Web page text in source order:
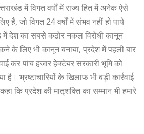
में विगत वर्षों में राज्य हित में अनेक ऐसे
हैं, जो विगत 24 वर्षों में संभव नहीं हो पाये
देश का सबसे कठोर नकल विरोधी कानून
के लिए भी कानून बनाया, प्रदेश में पहली बार
कर पांच हजार हेक्टेयर सरकारी भूमि को
भ्रष्टाचारियों के खिलाफ भी बड़ी कार्रवाई
कि प्रदेश की मातृशक्ति का सम्मान भी हमारे